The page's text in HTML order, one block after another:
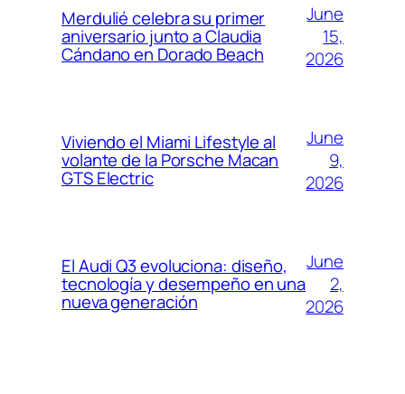
Merdulié celebra su primer
aniversario junto a Claudia
Cándano en Dorado Beach
June
15,
2026
Viviendo el Miami Lifestyle al
volante de la Porsche Macan
GTS Electric
June
9,
2026
El Audi Q3 evoluciona: diseño,
tecnología y desempeño en una
nueva generación
June
2,
2026